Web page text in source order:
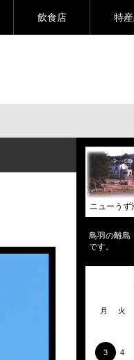
飲食店 特
ニューうず
鳥羽の離
です。
月 火
3 4